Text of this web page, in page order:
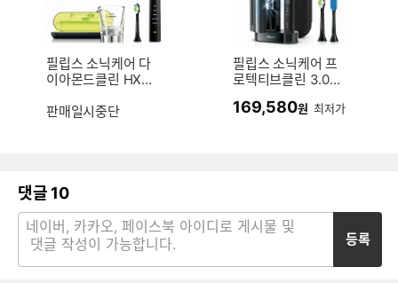
필립스 소닉케어 다
이아몬드클린 HX9
판매일시중단
필립스 소닉케어 프
로텍티브클린 3.0
462/01 (1개)
169,580원 최저가
댓글 10
등록